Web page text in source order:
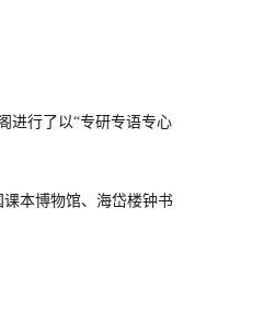
进行了以“专研专语专心
本博物馆、海岱楼钟书